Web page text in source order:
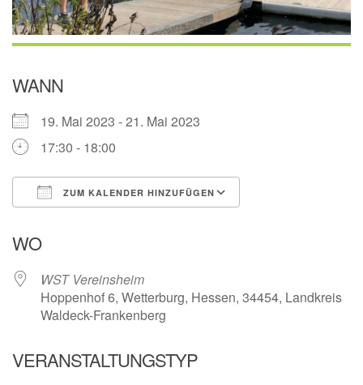
WANN
19. Mai 2023 - 21. Mai 2023
17:30 - 18:00
ZUM KALENDER HINZUFÜGEN
WO
WST Vereinsheim
Hoppenhof 6, Wetterburg, Hessen, 34454, Landkreis
Waldeck-Frankenberg
VERANSTALTUNGSTYP